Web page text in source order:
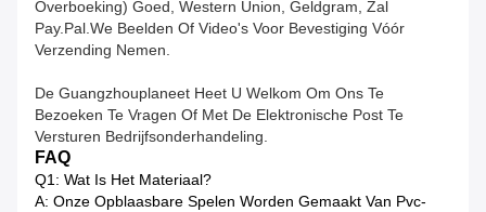
Overboeking) Goed, Western Union, Geldgram, Zal
Pay.Pal.We Beelden Of Video's Voor Bevestiging Vóór
Verzending Nemen.
De Guangzhouplaneet Heet U Welkom Om Ons Te
Bezoeken Te Vragen Of Met De Elektronische Post Te
Versturen Bedrijfsonderhandeling.
FAQ
Q1: Wat Is Het Materiaal?
A: Onze Opblaasbare Spelen Worden Gemaakt Van Pvc-